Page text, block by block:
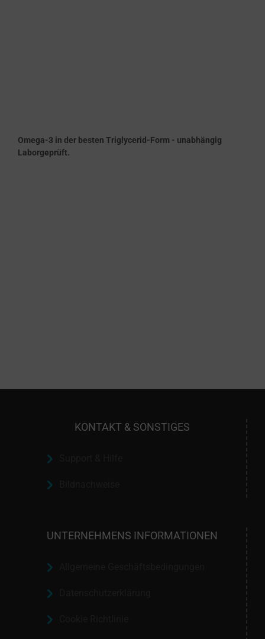
Omega-3 in der besten Triglycerid-Form - unabhängig
Laborgeprüft.
KONTAKT & SONSTIGES
UNTERNEHMENS INFORMATIONEN